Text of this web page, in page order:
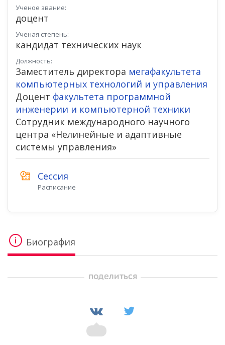
Ученое звание:
доцент
Ученая степень:
кандидат технических наук
Должность:
Заместитель директора мегафакультета
компьютерных технологий и управления
Доцент факультета программной
инженерии и компьютерной техники
Сотрудник международного научного
центра «Нелинейные и адаптивные
системы управления»
Сессия
Расписание
Биография
поделиться